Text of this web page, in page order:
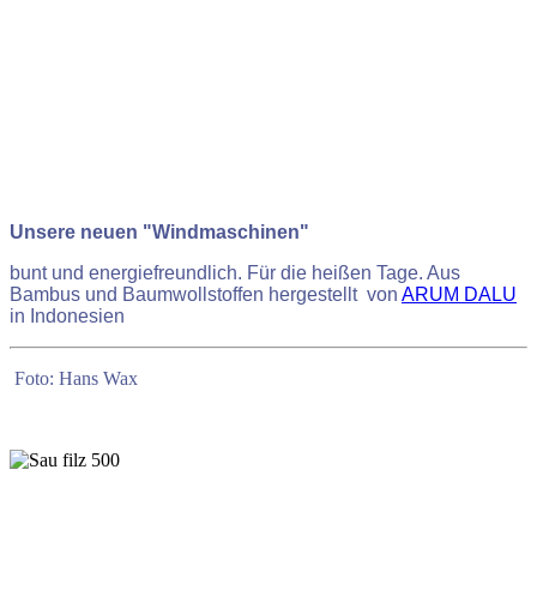
Unsere neuen "Windmaschinen"
bunt und energiefreundlich. Für die heißen Tage. Aus
Bambus und Baumwollstoffen hergestellt von ARUM DALU
in Indonesien
Foto: Hans Wax